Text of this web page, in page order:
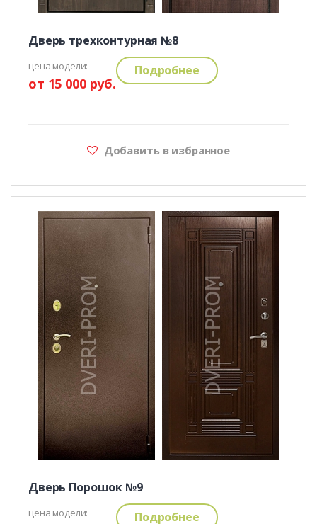
Дверь трехконтурная №8
цена модели:
от 15 000 руб.
Подробнее
Добавить в избранное
Дверь Порошок №9
цена модели: Подробнее